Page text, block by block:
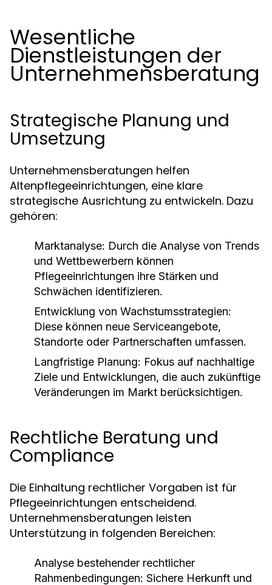
Wesentliche
Dienstleistungen der
Unternehmensberatung
Strategische Planung und
Umsetzung
Unternehmensberatungen helfen
Altenpflegeeinrichtungen, eine klare
strategische Ausrichtung zu entwickeln. Dazu
gehören:
Marktanalyse: Durch die Analyse von Trends
und Wettbewerbern können
Pflegeeinrichtungen ihre Stärken und
Schwächen identifizieren.
Entwicklung von Wachstumsstrategien:
Diese können neue Serviceangebote,
Standorte oder Partnerschaften umfassen.
Langfristige Planung: Fokus auf nachhaltige
Ziele und Entwicklungen, die auch zukünftige
Veränderungen im Markt berücksichtigen.
Rechtliche Beratung und
Compliance
Die Einhaltung rechtlicher Vorgaben ist für
Pflegeeinrichtungen entscheidend.
Unternehmensberatungen leisten
Unterstützung in folgenden Bereichen:
Analyse bestehender rechtlicher
Rahmenbedingungen: Sichere Herkunft und